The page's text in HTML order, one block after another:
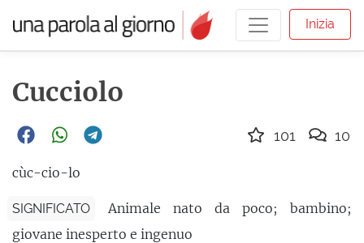
Inizia
Cucciolo
cùc-cio-lo
SIGNIFICATO
Animale nato da poco; bambino;
giovane inesperto e ingenuo
101 10